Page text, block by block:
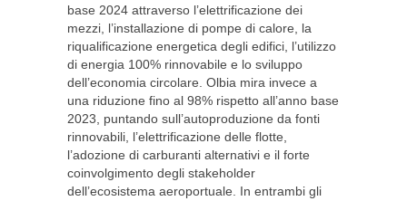
base 2024 attraverso l’elettrificazione dei
mezzi, l’installazione di pompe di calore, la
riqualificazione energetica degli edifici, l’utilizzo
di energia 100% rinnovabile e lo sviluppo
dell’economia circolare. Olbia mira invece a
una riduzione fino al 98% rispetto all’anno base
2023, puntando sull’autoproduzione da fonti
rinnovabili, l’elettrificazione delle flotte,
l’adozione di carburanti alternativi e il forte
coinvolgimento degli stakeholder
dell’ecosistema aeroportuale. In entrambi gli